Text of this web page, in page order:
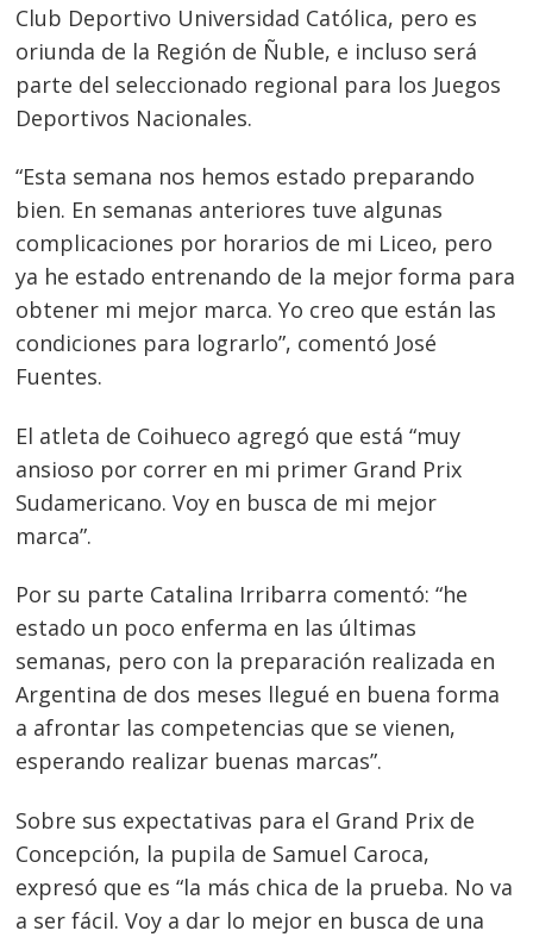
Club Deportivo Universidad Católica, pero es
oriunda de la Región de Ñuble, e incluso será
parte del seleccionado regional para los Juegos
Deportivos Nacionales.
“Esta semana nos hemos estado preparando
bien. En semanas anteriores tuve algunas
complicaciones por horarios de mi Liceo, pero
ya he estado entrenando de la mejor forma para
obtener mi mejor marca. Yo creo que están las
condiciones para lograrlo”, comentó José
Fuentes.
El atleta de Coihueco agregó que está “muy
ansioso por correr en mi primer Grand Prix
Sudamericano. Voy en busca de mi mejor
marca”.
Por su parte Catalina Irribarra comentó: “he
estado un poco enferma en las últimas
semanas, pero con la preparación realizada en
Argentina de dos meses llegué en buena forma
a afrontar las competencias que se vienen,
esperando realizar buenas marcas”.
Sobre sus expectativas para el Grand Prix de
Concepción, la pupila de Samuel Caroca,
expresó que es “la más chica de la prueba. No va
a ser fácil. Voy a dar lo mejor en busca de una
Navegación
de
entradas